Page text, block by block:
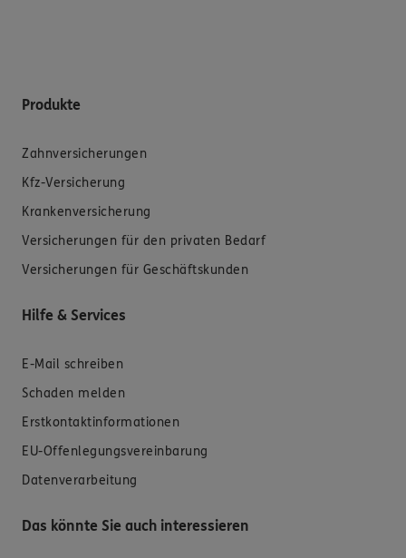
Produkte
Zahnversicherungen
Kfz-Versicherung
Krankenversicherung
Versicherungen für den privaten Bedarf
Versicherungen für Geschäftskunden
Hilfe & Services
E-Mail schreiben
Schaden melden
Erstkontaktinformationen
EU-Offenlegungsvereinbarung
Datenverarbeitung
Das könnte Sie auch interessieren